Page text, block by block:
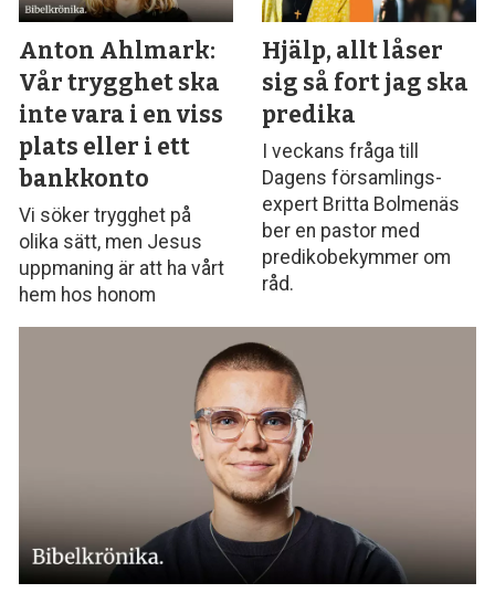
Anton Ahlmark:
Vår trygghet ska
inte vara i en viss
plats eller i ett
bankkonto
Vi söker trygghet på
olika sätt, men Jesus
uppmaning är att ha vårt
hem hos honom
Hjälp, allt låser
sig så fort jag ska
predika
I veckans fråga till
Dagens församlings­
expert Britta Bolmenäs
ber en pastor med
predikobekymmer om
råd.